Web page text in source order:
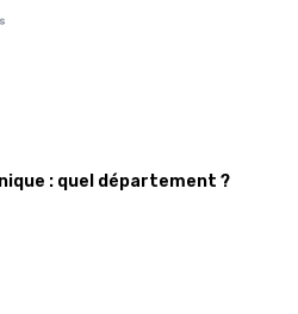
: quel département ?